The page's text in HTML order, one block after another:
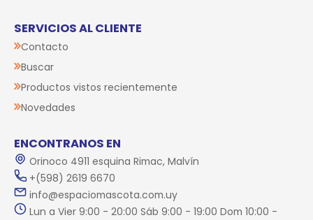
SERVICIOS AL CLIENTE
Contacto
Buscar
Productos vistos recientemente
Novedades
ENCONTRANOS EN
Orinoco 4911 esquina Rimac, Malvín
+(598) 2619 6670
info@espaciomascota.com.uy
Lun a Vier 9:00 - 20:00 Sáb 9:00 - 19:00 Dom 10:00 -